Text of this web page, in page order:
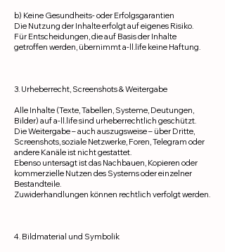
b) Keine Gesundheits- oder Erfolgsgarantien
Die Nutzung der Inhalte erfolgt auf eigenes Risiko.
Für Entscheidungen, die auf Basis der Inhalte
getroffen werden, übernimmt a-ll.life keine Haftung.
3. Urheberrecht, Screenshots & Weitergabe
Alle Inhalte (Texte, Tabellen, Systeme, Deutungen,
Bilder) auf a-ll.life sind urheberrechtlich geschützt.
Die Weitergabe – auch auszugsweise – über Dritte,
Screenshots, soziale Netzwerke, Foren, Telegram oder
andere Kanäle ist nicht gestattet.
Ebenso untersagt ist das Nachbauen, Kopieren oder
kommerzielle Nutzen des Systems oder einzelner
Bestandteile.
Zuwiderhandlungen können rechtlich verfolgt werden.
4. Bildmaterial und Symbolik